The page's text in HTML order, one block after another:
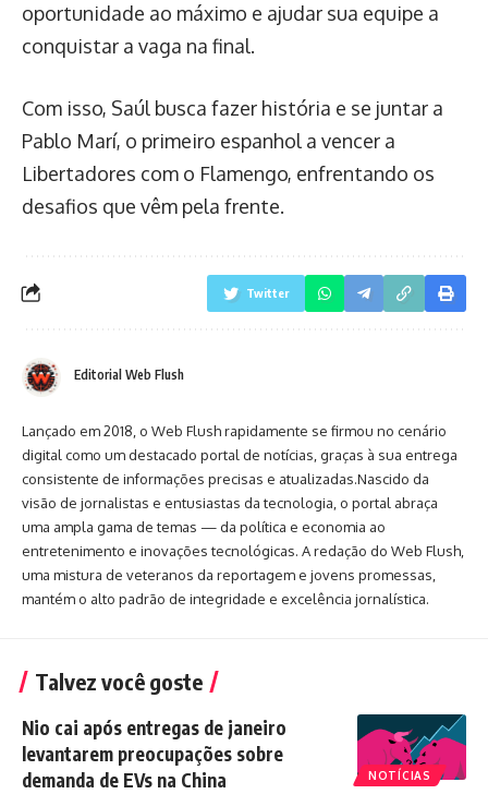
oportunidade ao máximo e ajudar sua equipe a
conquistar a vaga na final.
Com isso, Saúl busca fazer história e se juntar a
Pablo Marí, o primeiro espanhol a vencer a
Libertadores com o Flamengo, enfrentando os
desafios que vêm pela frente.
Twitter
Editorial Web Flush
Lançado em 2018, o Web Flush rapidamente se firmou no cenário
digital como um destacado portal de notícias, graças à sua entrega
consistente de informações precisas e atualizadas.Nascido da
visão de jornalistas e entusiastas da tecnologia, o portal abraça
uma ampla gama de temas — da política e economia ao
entretenimento e inovações tecnológicas. A redação do Web Flush,
uma mistura de veteranos da reportagem e jovens promessas,
mantém o alto padrão de integridade e excelência jornalística.
Talvez você goste
NOTÍCIAS
Nio cai após entregas de janeiro
levantarem preocupações sobre
demanda de EVs na China